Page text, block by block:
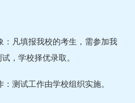
：凡填报我校的考生，需参加我
，学校择优录取。
：测试工作由学校组织实施。